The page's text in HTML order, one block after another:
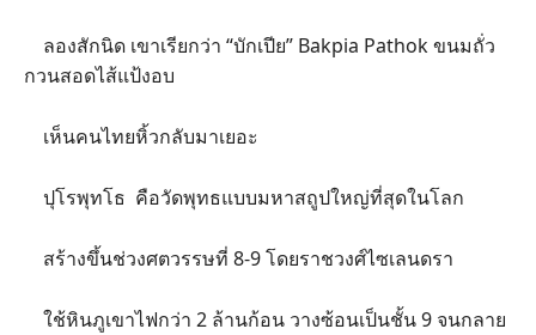
ลองสักนิด เขาเรียกว่า “บักเปีย” Bakpia Pathok ขนมถั่ว
กวนสอดไส้แป้งอบ
เห็นคนไทยหิ้วกลับมาเยอะ
ปุโรพุทโธ คือวัดพุทธแบบมหาสถูปใหญ่ที่สุดในโลก
สร้างขึ้นช่วงศตวรรษที่ 8-9 โดยราชวงศ์ไซเลนดรา
ใช้หินภูเขาไฟกว่า 2 ล้านก้อน วางซ้อนเป็นชั้น 9 จนกลาย